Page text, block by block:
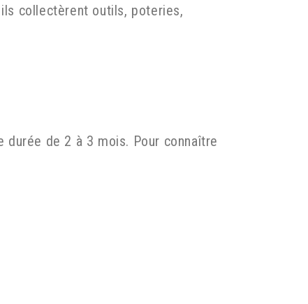
collectèrent outils, poteries,
durée de 2 à 3 mois. Pour connaître